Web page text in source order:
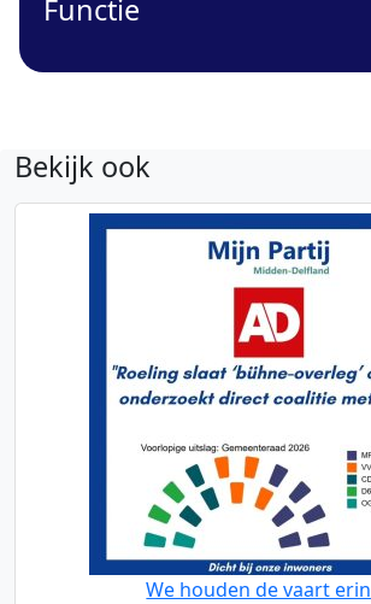
Functie
Bekijk ook
We houden de vaart erin